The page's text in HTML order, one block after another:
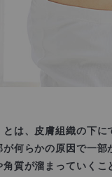
は、皮膚組織の下に
何らかの原因で一部
質が溜まっていくこ